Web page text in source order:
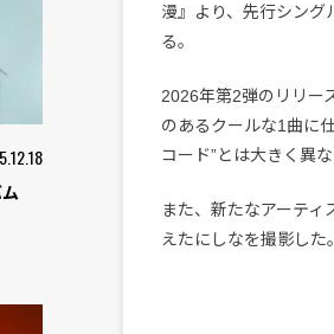
漫』より、先行シング
る。
2026年第2弾のリリー
のあるクールな1曲に
コード”とは大きく異
また、新たなアーテ
えたにしなを撮影した。